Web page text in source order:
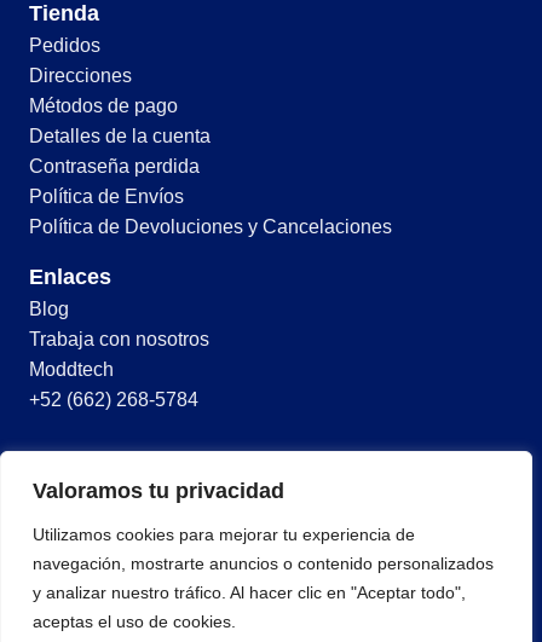
Valoramos tu privacidad
Utilizamos cookies para mejorar tu experiencia de
navegación, mostrarte anuncios o contenido personalizados
y analizar nuestro tráfico. Al hacer clic en "Aceptar todo",
aceptas el uso de cookies.
Tienda
Pedidos
Direcciones
Métodos de pago
Detalles de la cuenta
Contraseña perdida
Política de Envíos
Política de Devoluciones y Cancelaciones
Enlaces
Blog
Trabaja con nosotros
Moddtech
+52 (662) 268-5784
© 2026 Todos los derechos reservados
Política de privacidad